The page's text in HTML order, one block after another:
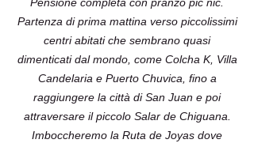
Partenza di prima mattina verso piccolissimi
centri abitati che sembrano quasi
dimenticati dal mondo, come Colcha K, Villa
Candelaria e Puerto Chuvica, fino a
raggiungere la città di San Juan e poi
attraversare il piccolo Salar de Chiguana.
Imboccheremo la Ruta de Joyas dove